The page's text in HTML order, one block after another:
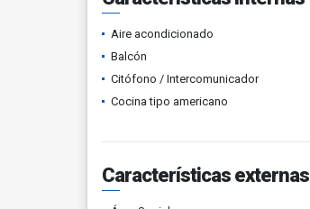
Aire acondicionado
Balcón
Citófono / Intercomunicador
Cocina tipo americano
Características externas